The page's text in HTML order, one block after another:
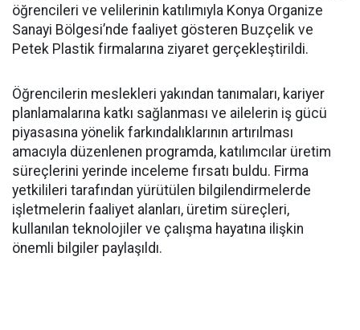
öğrencileri ve velilerinin katılımıyla Konya Organize
Sanayi Bölgesi’nde faaliyet gösteren Buzçelik ve
Petek Plastik firmalarına ziyaret gerçekleştirildi.
Öğrencilerin meslekleri yakından tanımaları, kariyer
planlamalarına katkı sağlanması ve ailelerin iş gücü
piyasasına yönelik farkındalıklarının artırılması
amacıyla düzenlenen programda, katılımcılar üretim
süreçlerini yerinde inceleme fırsatı buldu. Firma
yetkilileri tarafından yürütülen bilgilendirmelerde
işletmelerin faaliyet alanları, üretim süreçleri,
kullanılan teknolojiler ve çalışma hayatına ilişkin
önemli bilgiler paylaşıldı.